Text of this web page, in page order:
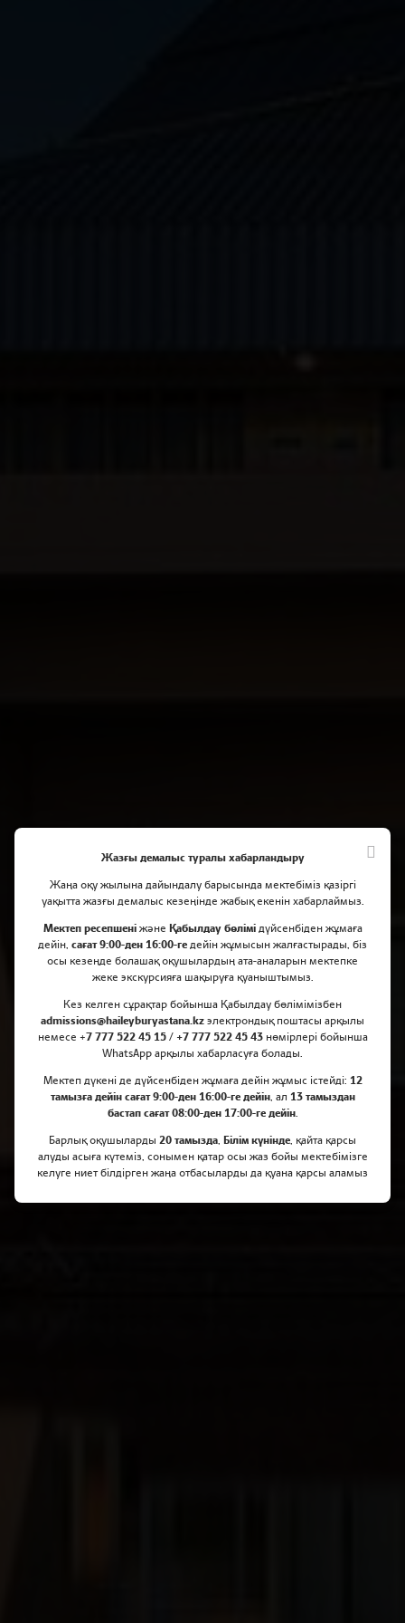
Университеттердің
Шақырулары | York, Lancaster,
Southampton and Queen Mary
University of London
Жазғы демалыс туралы хабарландыру
Жаңа оқу жылына дайындалу барысында мектебіміз қазіргі
уақытта жазғы демалыс кезеңінде жабық екенін хабарлаймыз.
Мектеп ресепшеніжәне Қабылдау бөлімідүйсенбіден жұмаға
дейін, сағат 9:00-ден 16:00-ге дейін жұмысын жалғастырады, біз
осы кезеңде болашақ оқушылардың ата-аналарын мектепке
жеке экскурсияға шақыруға қуаныштымыз.
Кез келген сұрақтар бойынша Қабылдау бөлімімізбен
admissions@haileyburyastana.kz электрондық поштасы арқылы
немесе +7 777 522 45 15 / +7 777 522 45 43нөмірлері бойынша
WhatsApp арқылы хабарласуға болады.
Мектеп дүкені де дүйсенбіден жұмаға дейін жұмыс істейді: 12
тамызға дейін сағат 9:00-ден 16:00-ге дейін, ал 13 тамыздан
бастап сағат 08:00-ден 17:00-ге дейін.
Барлық оқушыларды 20 тамызда, Білім күнінде, қайта қарсы
алуды асыға күтеміз, сонымен қатар осы жаз бойы мектебімізге
келуге ниет білдірген жаңа отбасыларды да қуана қарсы аламыз